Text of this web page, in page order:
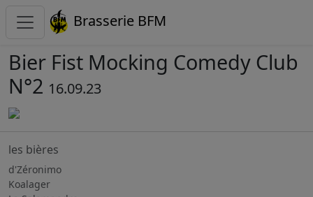
Brasserie BFM
Bier Fist Mocking Comedy Club
N°2 16.09.23
les bières
d'Zéronimo
Koalager